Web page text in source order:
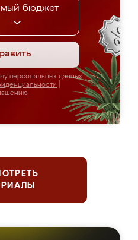
бюджет
персональных данных